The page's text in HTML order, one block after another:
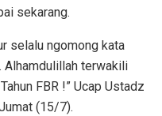
sekarang.
selalu ngomong kata
Alhamdulillah terwakili
FBR !” Ucap Ustadz
(15/7).